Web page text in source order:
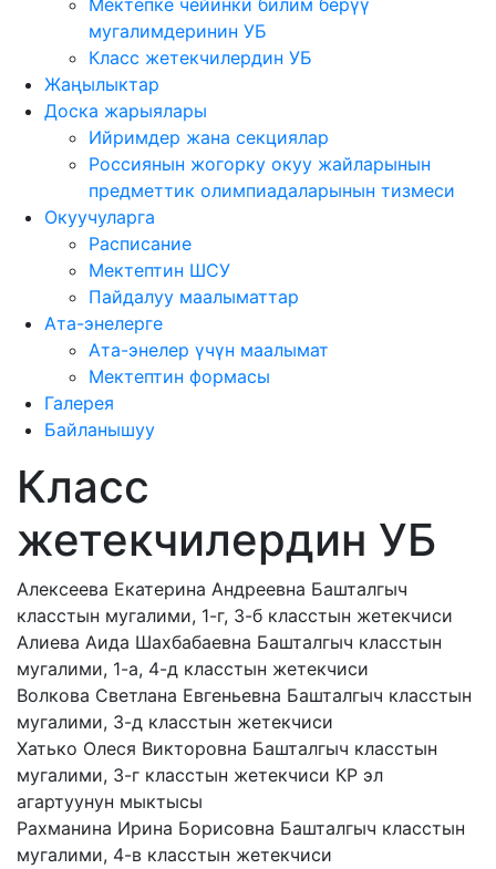
Мектепке чейинки билим берүү
мугалимдеринин УБ
Класс жетекчилердин УБ
Жаңылыктар
Доска жарыялары
Ийримдер жана секциялар
Россиянын жогорку окуу жайларынын
предметтик олимпиадаларынын тизмеси
Окуучуларга
Расписание
Мектептин ШСУ
Пайдалуу маалыматтар
Ата-энелерге
Ата-энелер үчүн маалымат
Мектептин формасы
Галерея
Байланышуу
Класс
жетекчилердин УБ
Алексеева Екатерина Андреевна Башталгыч
класстын мугалими, 1-г, 3-б класстын жетекчиси
Алиева Аида Шахбабаевна Башталгыч класстын
мугалими, 1-а, 4-д класстын жетекчиси
Волкова Светлана Евгеньевна Башталгыч класстын
мугалими, 3-д класстын жетекчиси
Хатько Олеся Викторовна Башталгыч класстын
мугалими, 3-г класстын жетекчиси КР эл
агартуунун мыктысы
Рахманина Ирина Борисовна Башталгыч класстын
мугалими, 4-в класстын жетекчиси